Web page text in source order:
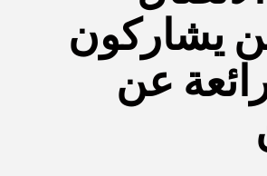
يشاركون
عن